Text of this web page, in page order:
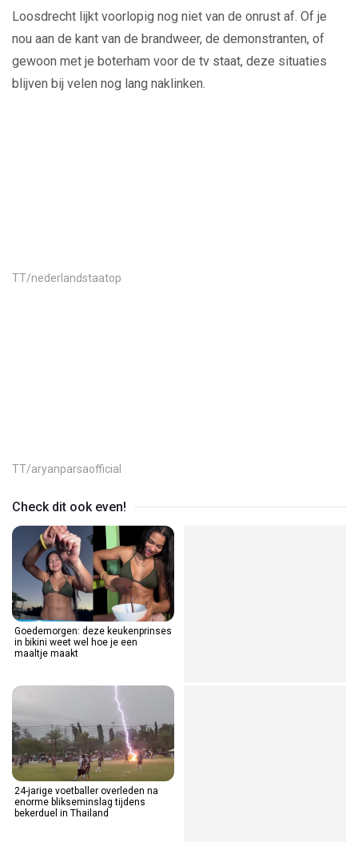
Loosdrecht lijkt voorlopig nog niet van de onrust af. Of je
nou aan de kant van de brandweer, de demonstranten, of
gewoon met je boterham voor de tv staat, deze situaties
blijven bij velen nog lang naklinken.
TT/nederlandstaatop
TT/aryanparsaofficial
Check dit ook even!
Goedemorgen: deze keukenprinses
in bikini weet wel hoe je een
maaltje maakt
24-jarige voetballer overleden na
enorme blikseminslag tijdens
bekerduel in Thailand